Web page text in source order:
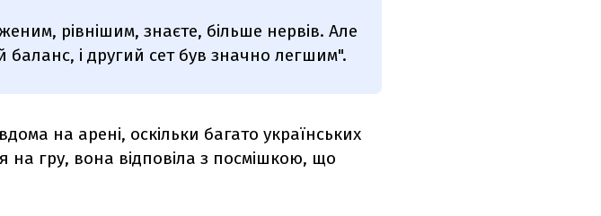
рівнішим, знаєте, більше нервів. Але
баланс, і другий сет був значно легшим".
на арені, оскільки багато українських
гру, вона відповіла з посмішкою, що